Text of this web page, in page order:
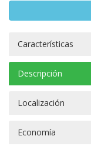
Características
Descripción
Localización
Economía